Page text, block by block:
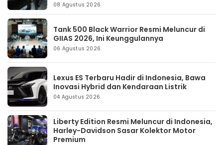
08 Agustus 2026
Tank 500 Black Warrior Resmi Meluncur di
GIIAS 2026, Ini Keunggulannya
06 Agustus 2026
Lexus ES Terbaru Hadir di Indonesia, Bawa
Inovasi Hybrid dan Kendaraan Listrik
04 Agustus 2026
Liberty Edition Resmi Meluncur di Indonesia,
Harley-Davidson Sasar Kolektor Motor
Premium